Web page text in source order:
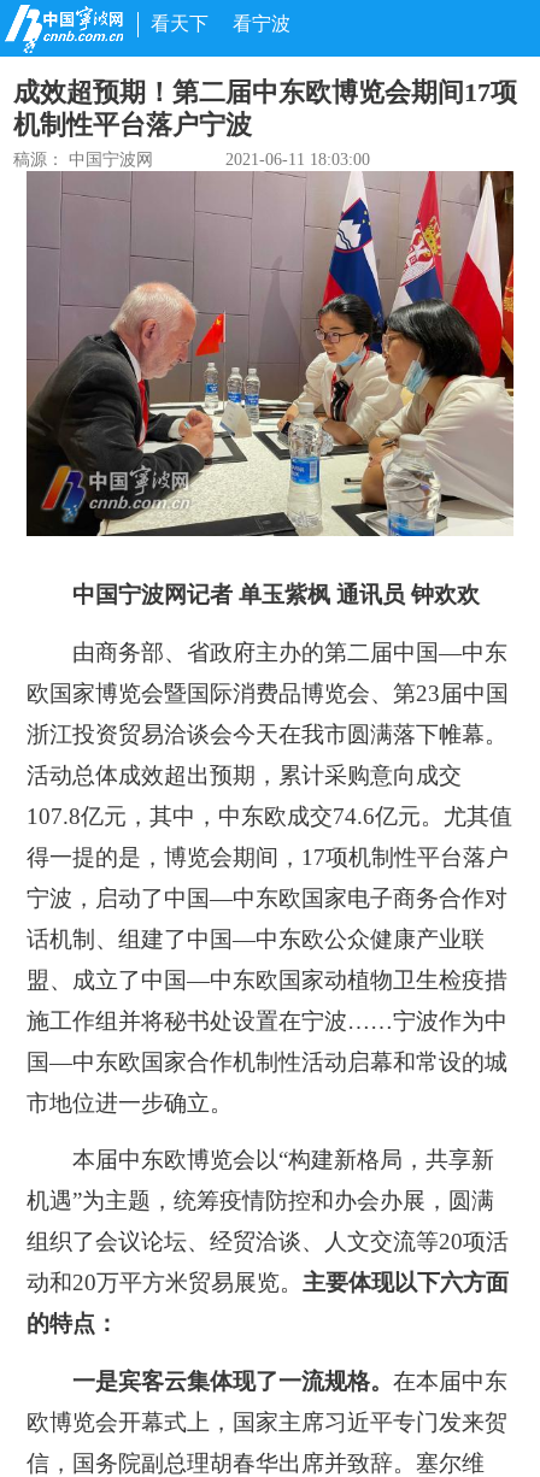
看天下 看宁波
成效超预期！第二届中东欧博览会期间17项
机制性平台落户宁波
稿源： 中国宁波网 2021-06-11 18:03:00
中国宁波网记者 单玉紫枫 通讯员 钟欢欢
由商务部、省政府主办的第二届中国—中东
欧国家博览会暨国际消费品博览会、第23届中国
浙江投资贸易洽谈会今天在我市圆满落下帷幕。
活动总体成效超出预期，累计采购意向成交
107.8亿元，其中，中东欧成交74.6亿元。尤其值
得一提的是，博览会期间，17项机制性平台落户
宁波，启动了中国—中东欧国家电子商务合作对
话机制、组建了中国—中东欧公众健康产业联
盟、成立了中国—中东欧国家动植物卫生检疫措
施工作组并将秘书处设置在宁波……宁波作为中
国—中东欧国家合作机制性活动启幕和常设的城
市地位进一步确立。
本届中东欧博览会以“构建新格局，共享新
机遇”为主题，统筹疫情防控和办会办展，圆满
组织了会议论坛、经贸洽谈、人文交流等20项活
动和20万平方米贸易展览。主要体现以下六方面
的特点：
一是宾客云集体现了一流规格。在本届中东
欧博览会开幕式上，国家主席习近平专门发来贺
信，国务院副总理胡春华出席并致辞。塞尔维